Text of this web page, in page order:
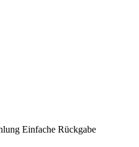
Einfache Rückgabe